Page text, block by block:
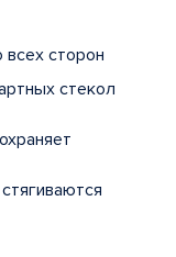
сторон
стекол